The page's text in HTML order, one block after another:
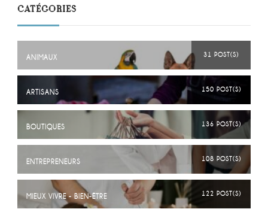
CATÉGORIES
ANIMAUX 31 POST(S)
ARTISANS 150 POST(S)
BOUTIQUES 136 POST(S)
ENTREPRENEURS 108 POST(S)
MIEUX VIVRE - BIEN-ÊTRE 122 POST(S)